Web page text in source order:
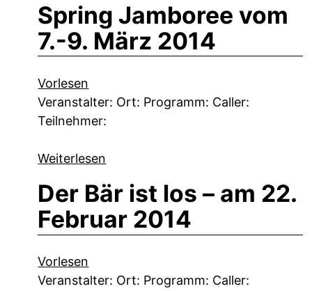
Spring Jamboree vom
7.-9. März 2014
Vorlesen
Veranstalter: Ort: Programm: Caller:
Teilnehmer:
Weiterlesen
Der Bär ist los – am 22.
Februar 2014
Vorlesen
Veranstalter: Ort: Programm: Caller: